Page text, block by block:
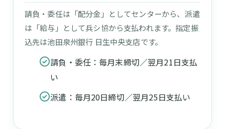
請負・委任は「配分金」としてセンターから、派遣
は「給与」として兵シ協から支払われます。指定振
込先は池田泉州銀行 日生中央支店です。
請負・委任：毎月末締切／翌月21日支払
い
派遣：毎月20日締切／翌月25日支払い